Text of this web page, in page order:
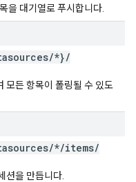
을 대기열로 푸시합니다.
/*}/
모든 항목이 폴링될 수 있도
/*/items/
션을 만듭니다.